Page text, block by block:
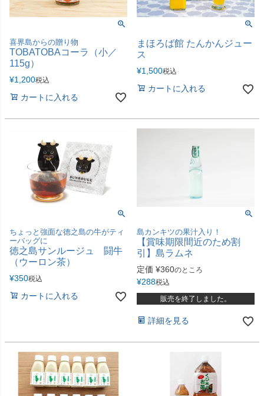
喜界島からの贈り物
TOBATOBAコーラ（小／
115g）
¥1,200税込
カートに入れる
まほろば館 たんかんジュー
ス
¥1,500税込
カートに入れる
ちょっと強面な徳之島の牛がティ
ーバッグに
徳之島サンルージュ 闘牛
（ウーロン茶）
¥350税込
カートに入れる
島カンキツの果汁入り！
【賞味期限間近のため割
引】島ラムネ
定価 ¥360のところ
¥288税込
販売を終了しました。
詳細を見る